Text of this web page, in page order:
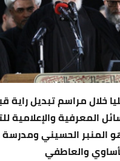
خلال مراسم تبديل راية
المعرفية والإعلامية
المنبر الحسيني ومدرسة
والعاطفي